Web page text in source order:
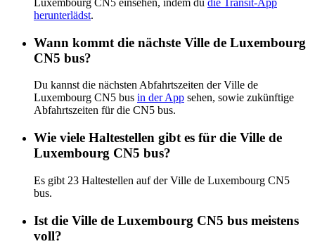
Luxembourg CN5 einsehen, indem du die Transit-App
herunterlädst.
Wann kommt die nächste Ville de Luxembourg
CN5 bus?
Du kannst die nächsten Abfahrtszeiten der Ville de
Luxembourg CN5 bus in der App sehen, sowie zukünftige
Abfahrtszeiten für die CN5 bus.
Wie viele Haltestellen gibt es für die Ville de
Luxembourg CN5 bus?
Es gibt 23 Haltestellen auf der Ville de Luxembourg CN5
bus.
Ist die Ville de Luxembourg CN5 bus meistens
voll?